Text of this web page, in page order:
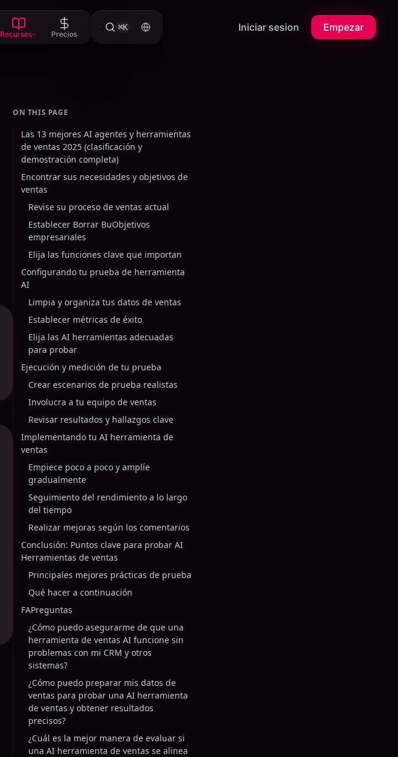
Recursos Precios
⌘K Iniciar sesion Empezar
ON THIS PAGE
Las 13 mejores AI agentes y herramientas
de ventas 2025 (clasificación y
demostración completa)
Encontrar sus necesidades y objetivos de
ventas
Revise su proceso de ventas actual
Establecer Borrar BuObjetivos
empresariales
Elija las funciones clave que importan
Configurando tu prueba de herramienta
AI
Limpia y organiza tus datos de ventas
Establecer métricas de éxito
Elija las AI herramientas adecuadas
para probar
Ejecución y medición de tu prueba
Crear escenarios de prueba realistas
Involucra a tu equipo de ventas
Revisar resultados y hallazgos clave
Implementando tu AI herramienta de
ventas
Empiece poco a poco y amplíe
gradualmente
Seguimiento del rendimiento a lo largo
del tiempo
Realizar mejoras según los comentarios
Conclusión: Puntos clave para probar AI
Herramientas de ventas
Principales mejores prácticas de prueba
Qué hacer a continuación
FAPreguntas
¿Cómo puedo asegurarme de que una
herramienta de ventas AI funcione sin
problemas con mi CRM y otros
sistemas?
¿Cómo puedo preparar mis datos de
ventas para probar una AI herramienta
de ventas y obtener resultados
precisos?
¿Cuál es la mejor manera de evaluar si
una AI herramienta de ventas se alinea